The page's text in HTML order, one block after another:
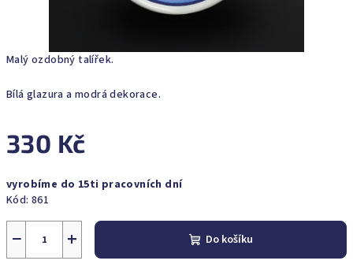
Malý ozdobný talířek.
Bílá glazura a modrá dekorace.
330 Kč
cena:
vyrobíme do 15ti pracovních dní
Kód: 861
+
− Do košíku